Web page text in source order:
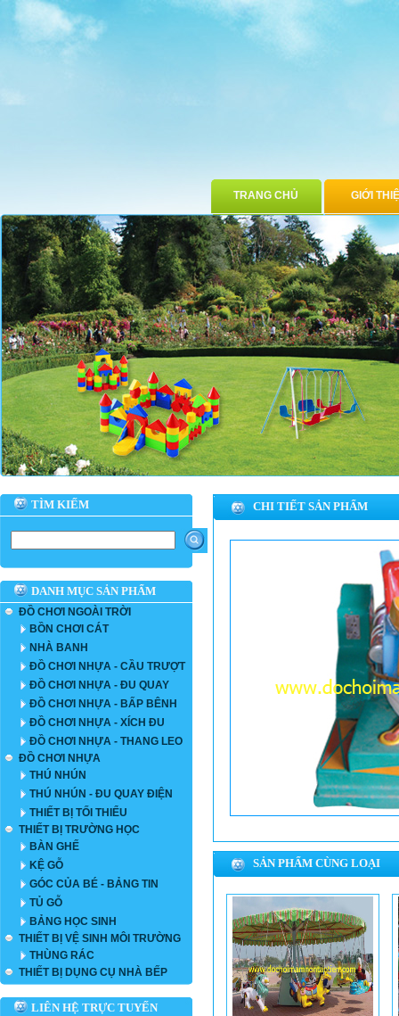
TRANG CHỦ GIỚI
TÌM KIẾM
DANH MỤC SẢN PHẨM
ĐỒ CHƠI NGOÀI TRỜI
BỒN CHƠI CÁT
NHÀ BANH
ĐỒ CHƠI NHỰA - CẦU TRƯỢT
ĐỒ CHƠI NHỰA - ĐU QUAY
ĐỒ CHƠI NHỰA - BẤP BÊNH
ĐỒ CHƠI NHỰA - XÍCH ĐU
ĐỒ CHƠI NHỰA - THANG LEO
ĐỒ CHƠI NHỰA
THÚ NHÚN
THÚ NHÚN - ĐU QUAY ĐIỆN
THIẾT BỊ TỐI THIỂU
THIẾT BỊ TRƯỜNG HỌC
BÀN GHẾ
KỆ GỖ
GÓC CỦA BÉ - BẢNG TIN
TỦ GỖ
BẢNG HỌC SINH
THIẾT BỊ VỆ SINH MÔI TRƯỜNG
THÙNG RÁC
THIẾT BỊ DỤNG CỤ NHÀ BẾP
LIÊN HỆ TRỰC TUYẾN
CHI TIẾT SẢN PHẨM
SẢN PHẨM CÙNG LOẠI